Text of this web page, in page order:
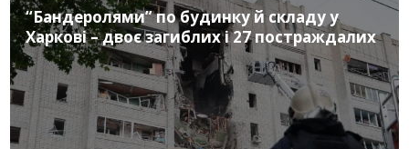
“Бандеролями” по будинку й складу у
Харкові – двоє загиблих і 27 постраждалих